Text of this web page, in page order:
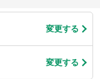
変更する
変更する